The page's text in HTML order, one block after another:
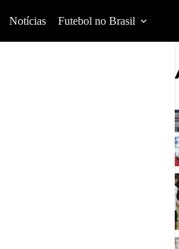
Notícias Futebol no Brasil